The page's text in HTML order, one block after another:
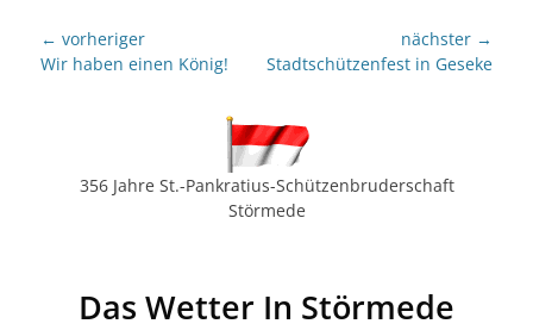
Beitragsnavigation
← vorheriger
Vorheriger
Wir haben einen König!
nächster →
nächster
Stadtschützenfest in Geseke
356 Jahre St.-Pankratius-Schützenbruderschaft
Störmede
Das Wetter In Störmede